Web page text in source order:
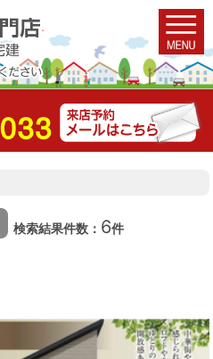
検索結果件数： 6件